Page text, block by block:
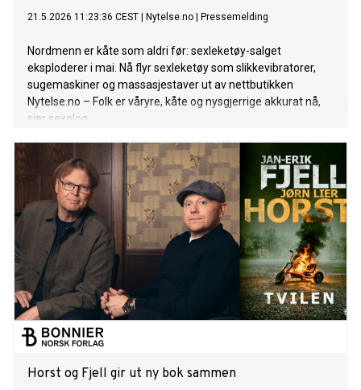
21.5.2026 11:23:36 CEST Nytelse.no Pressemelding
Nordmenn er kåte som aldri før: sexleketøy-salget
eksploderer i mai. Nå flyr sexleketøy som slikkevibratorer,
sugemaskiner og massasjestaver ut av nettbutikken
Nytelse.no – Folk er våryre, kåte og nysgjerrige akkurat nå,
sier sexolog.
Horst og Fjell gir ut ny bok sammen